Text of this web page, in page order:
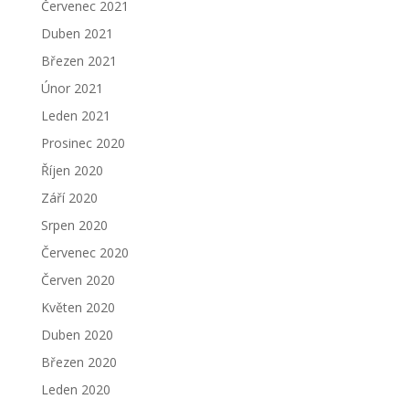
Červenec 2021
Duben 2021
Březen 2021
Únor 2021
Leden 2021
Prosinec 2020
Říjen 2020
Září 2020
Srpen 2020
Červenec 2020
Červen 2020
Květen 2020
Duben 2020
Březen 2020
Leden 2020